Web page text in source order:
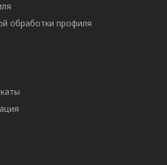
обработки профиля